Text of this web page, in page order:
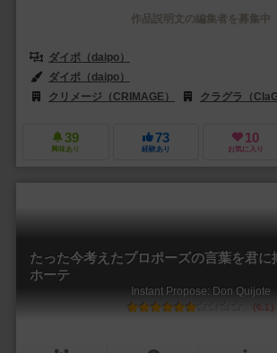
作品説明文の編集者を募集中
ダイポ（daipo）
ダイポ（daipo）
クリメージ（CRIMAGE）
クラグラ（
39
興味あり
73
経験あり
10
お気に入り
たった今考えたプロポーズの言葉を君に
ホーテ
Instant Propose: Don Quijote
6.1